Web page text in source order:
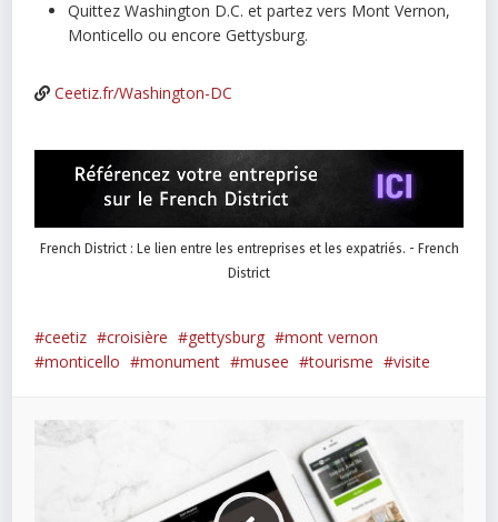
Quittez Washington D.C. et partez vers Mont Vernon,
Monticello ou encore Gettysburg.
Ceetiz.fr/Washington-DC
French District : Le lien entre les entreprises et les expatriés. - French
District
ceetiz croisière gettysburg
mont vernon
monticello
monument musee tourisme visite